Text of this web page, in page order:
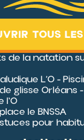
TOUS
de la natation
L’O -
glisse Orléans
l'O
le BNSSA
pour